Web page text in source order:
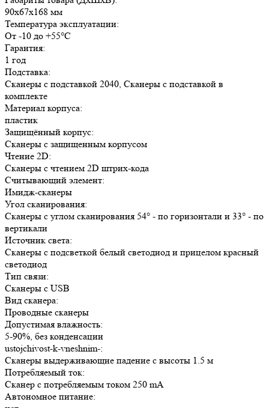
90x67x168 мм
Температура эксплуатации:
От -10 до +55°С
Гарантия:
1 год
Подставка:
Сканеры с подставкой 2040, Сканеры с подставкой в
комплекте
Материал корпуса:
пластик
Защищённый корпус:
Сканеры с защищенным корпусом
Чтение 2D:
Сканеры с чтением 2D штрих-кода
Считывающий элемент:
Имидж-сканеры
Угол сканирования:
Сканеры с углом сканирования 54° - по горизонтали и 33° - по
вертикали
Источник света:
Сканеры с подсветкой белый светодиод и прицелом красный
светодиод
Тип связи:
Сканеры с USB
Вид сканера:
Проводные сканеры
Допустимая влажность:
5-90%, без конденсации
ustojchivost-k-vneshnim-:
Сканеры выдерживающие падение с высоты 1.5 м
Потребляемый ток:
Сканер с потребляемым током 250 mA
Автономное питание: